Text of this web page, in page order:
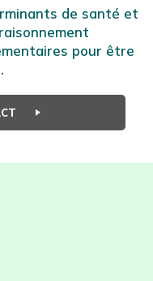
de santé et
pour être